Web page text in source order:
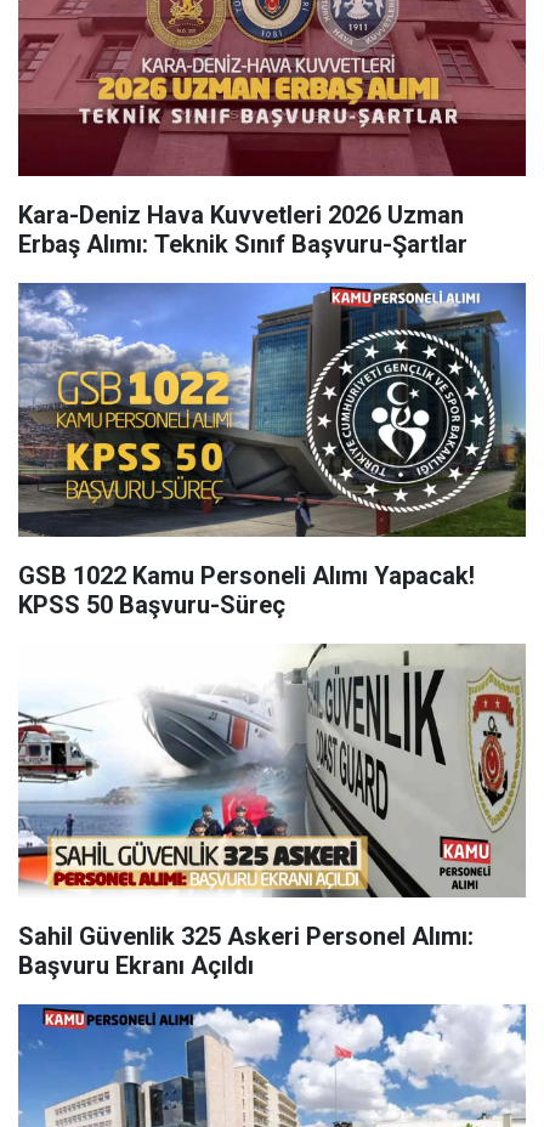
Kara-Deniz Hava Kuvvetleri 2026 Uzman
Erbaş Alımı: Teknik Sınıf Başvuru-Şartlar
GSB 1022 Kamu Personeli Alımı Yapacak!
KPSS 50 Başvuru-Süreç
Sahil Güvenlik 325 Askeri Personel Alımı:
Başvuru Ekranı Açıldı